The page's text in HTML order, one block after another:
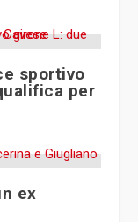
sportivo
per
ex